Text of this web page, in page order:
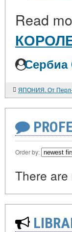
Read
ЯПОНИЯ. От Перл-
Order by:
There are